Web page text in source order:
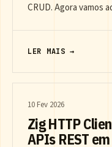
CRUD. Agora vamos
LER MAIS →
10 Fev 2026
Zig HTTP
APIs REST